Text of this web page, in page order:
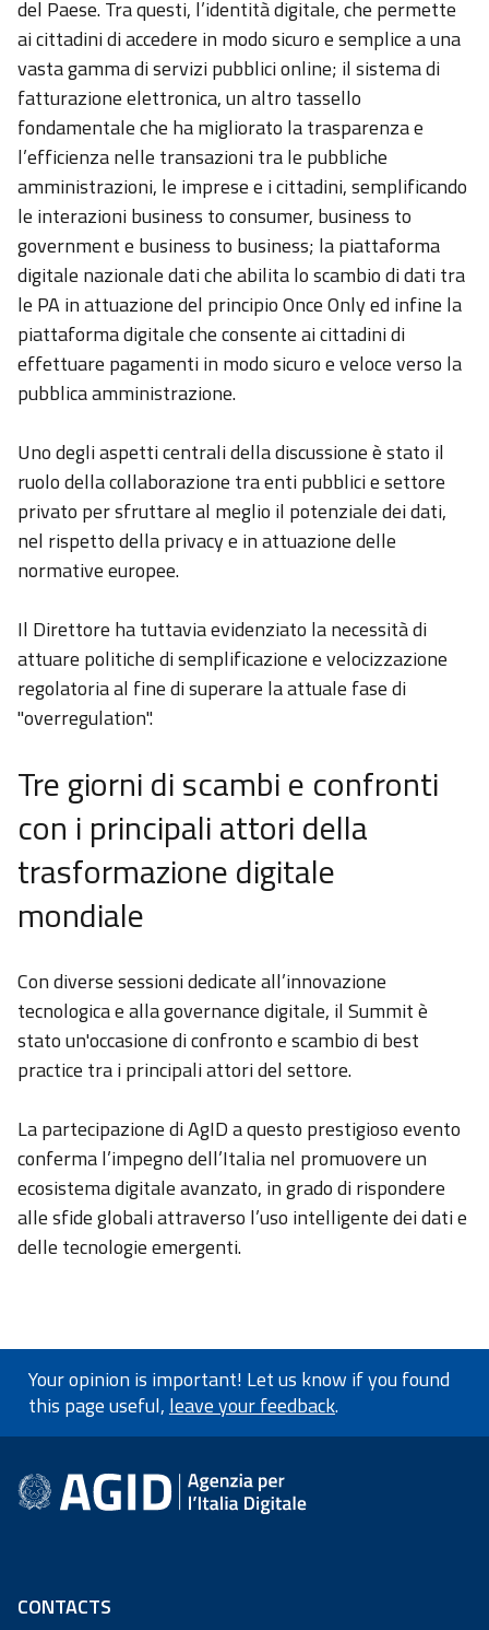
del Paese. Tra questi, l’identità digitale, che permette
ai cittadini di accedere in modo sicuro e semplice a una
vasta gamma di servizi pubblici online; il sistema di
fatturazione elettronica, un altro tassello
fondamentale che ha migliorato la trasparenza e
l’efficienza nelle transazioni tra le pubbliche
amministrazioni, le imprese e i cittadini, semplificando
le interazioni business to consumer, business to
government e business to business; la piattaforma
digitale nazionale dati che abilita lo scambio di dati tra
le PA in attuazione del principio Once Only ed infine la
piattaforma digitale che consente ai cittadini di
effettuare pagamenti in modo sicuro e veloce verso la
pubblica amministrazione.
Uno degli aspetti centrali della discussione è stato il
ruolo della collaborazione tra enti pubblici e settore
privato per sfruttare al meglio il potenziale dei dati,
nel rispetto della privacy e in attuazione delle
normative europee.
Il Direttore ha tuttavia evidenziato la necessità di
attuare politiche di semplificazione e velocizzazione
regolatoria al fine di superare la attuale fase di
"overregulation".
Tre giorni di scambi e confronti
con i principali attori della
trasformazione digitale
mondiale
Con diverse sessioni dedicate all’innovazione
tecnologica e alla governance digitale, il Summit è
stato un'occasione di confronto e scambio di best
practice tra i principali attori del settore.
La partecipazione di AgID a questo prestigioso evento
conferma l’impegno dell’Italia nel promuovere un
ecosistema digitale avanzato, in grado di rispondere
alle sfide globali attraverso l’uso intelligente dei dati e
delle tecnologie emergenti.
Your opinion is important! Let us know if you found
this page useful, leave your feedback.
footer information
CONTACTS